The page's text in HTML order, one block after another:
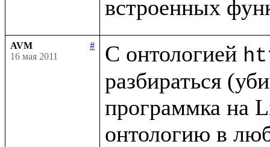
AVM
#
16 мая 2011
С онтологией
разбираться
программка на
онтологию в